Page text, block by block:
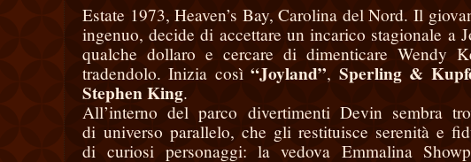
Estate 1973, Heaven’s Bay, Carolina del Nord. Il
ingenuo, decide di accettare un incarico stagionale a
qualche dollaro e cercare di dimenticare Wendy
tradendolo. Inizia così“Joyland”, Sperling &
Stephen King.
All’interno del parco divertimenti Devin sembra
di universo parallelo, che gli restituisce serenità e
dicuriosi personaggi: la vedova Emmalina